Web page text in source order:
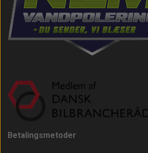
Betalingsmetoder